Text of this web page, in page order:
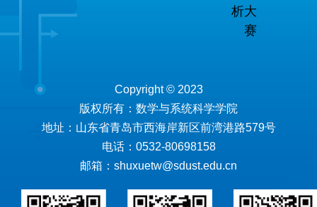
析大
赛
Copyright © 2023
版权所有：数学与系统科学学院
地址：山东省青岛市西海岸新区前湾港路579号
电话：0532-80698158
邮箱：shuxuetw@sdust.edu.cn